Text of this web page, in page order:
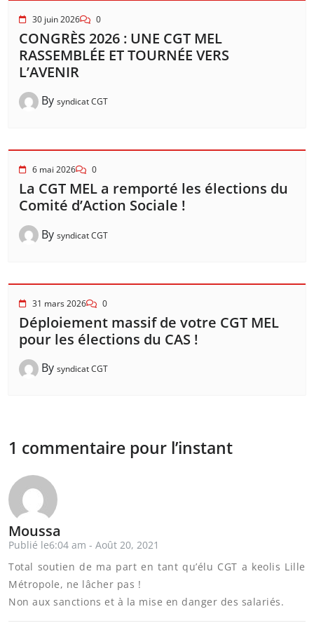
30 juin 2026 0
CONGRÈS 2026 : UNE CGT MEL
RASSEMBLÉE ET TOURNÉE VERS
L’AVENIR
By syndicat CGT
6 mai 2026 0
La CGT MEL a remporté les élections du
Comité d’Action Sociale !
By syndicat CGT
31 mars 2026 0
Déploiement massif de votre CGT MEL
pour les élections du CAS !
By syndicat CGT
1 commentaire pour l’instant
Moussa
Publié le6:04 am - Août 20, 2021
Total soutien de ma part en tant qu’élu CGT a keolis Lille
Métropole, ne lâcher pas !
Non aux sanctions et à la mise en danger des salariés.